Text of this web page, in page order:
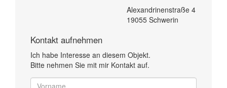
Alexandrinenstraße 4
19055 Schwerin
Kontakt aufnehmen
Ich habe Interesse an diesem Objekt.
Bitte nehmen Sie mit mir Kontakt auf.
Vorname